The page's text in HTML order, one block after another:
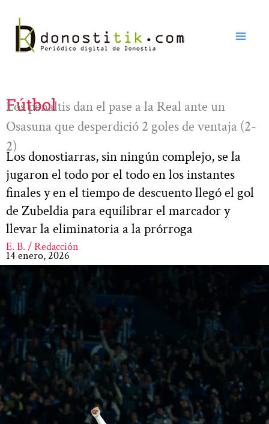
contenido
Fútbol
Los penaltis dan el pase a la Real ante un
Osasuna que desperdició 2 goles de ventaja (2-
2)
Los donostiarras, sin ningún complejo, se la
jugaron el todo por el todo en los instantes
finales y en el tiempo de descuento llegó el gol
de Zubeldia para equilibrar el marcador y
llevar la eliminatoria a la prórroga
E. B. / Redacción
14 enero, 2026